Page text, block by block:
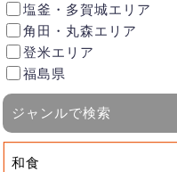
塩釜・多賀城エリア
角田・丸森エリア
登米エリア
福島県
ジャンルで検索
和食